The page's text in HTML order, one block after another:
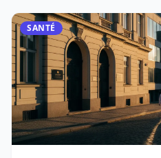
SANTÉ